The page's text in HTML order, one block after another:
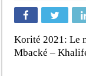
Assemblée nationale :
Passation de service
Korité 2021: Le
Mbacké –